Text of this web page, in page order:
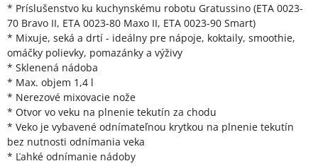
* Príslušenstvo ku kuchynskému robotu Gratussino (ETA 0023-
70 Bravo II, ETA 0023-80 Maxo II, ETA 0023-90 Smart)
* Mixuje, seká a drtí - ideálny pre nápoje, koktaily, smoothie,
omáčky polievky, pomazánky a výživy
* Sklenená nádoba
* Max. objem 1,4 l
* Nerezové mixovacie nože
* Otvor vo veku na plnenie tekutín za chodu
* Veko je vybavené odnímateľnou krytkou na plnenie tekutín
bez nutnosti odnímania veka
* Ľahké odnímanie nádoby